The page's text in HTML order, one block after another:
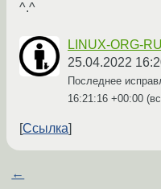
^.^
LINUX-ORG-RU
25.04.2022
Последнее
16:21:16 +00:00
Ссылка
←